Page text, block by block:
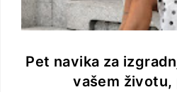
Pet navika za
vašem životu,